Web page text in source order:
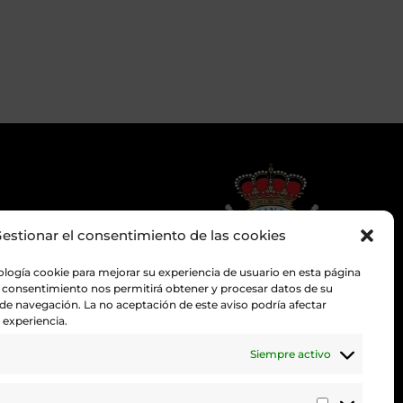
el consentimiento de las cookies
cookie para mejorar su experiencia de usuario en esta página
nos permitirá obtener y procesar datos de su
navegación. La no aceptación de este aviso podría afectar
Siempre activo
práctica de la hípica en Canarias.